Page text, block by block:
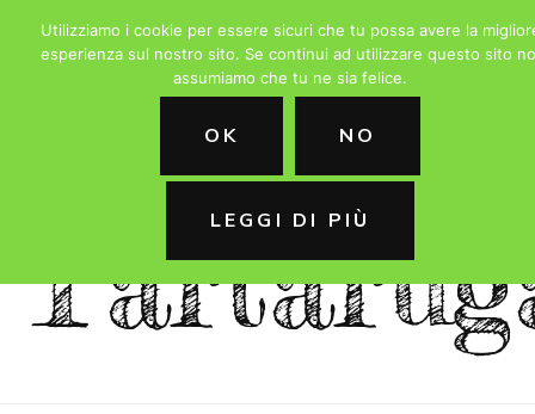
La
Utilizziamo i cookie per essere sicuri che tu possa avere la
esperienza sul nostro sito. Se continui ad utilizzare questo sito
assumiamo che tu ne sia felice.
OK NO
LEGGI DI PIÙ